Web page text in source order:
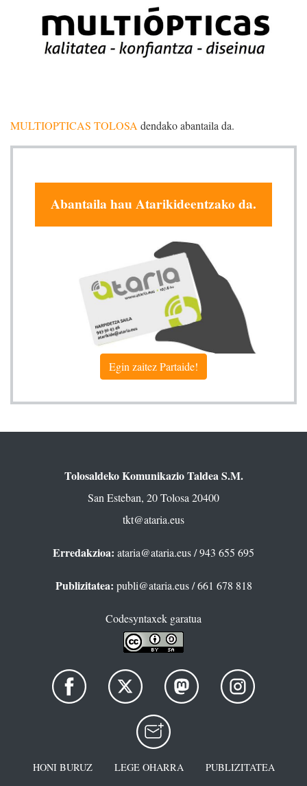
MULTIOPTICAS TOLOSA dendako abantaila da.
Abantaila hau Atarikideentzako da.
Egin zaitez Partaide!
Tolosaldeko Komunikazio Taldea S.M.
San Esteban, 20 Tolosa 20400
tkt@ataria.eus
Erredakzioa: ataria@ataria.eus/ 943 655 695
Publizitatea: publi@ataria.eus/ 661 678 818
Codesyntaxek garatua
HONI BURUZ LEGE OHARRA
PUBLIZITATEA